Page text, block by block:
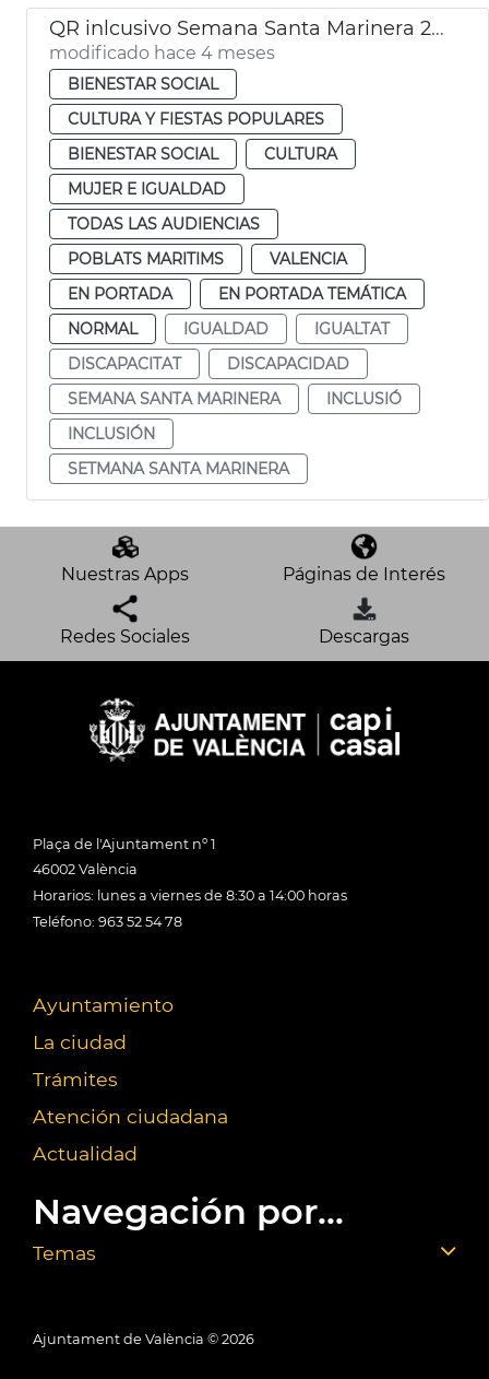
QR inlcusivo Semana Santa Marinera 2026
modificado hace 4 meses
BIENESTAR SOCIAL
CULTURA Y FIESTAS POPULARES
BIENESTAR SOCIAL
CULTURA
MUJER E IGUALDAD
TODAS LAS AUDIENCIAS
POBLATS MARITIMS
VALENCIA
EN PORTADA
EN PORTADA TEMÁTICA
NORMAL
IGUALDAD
IGUALTAT
DISCAPACITAT
DISCAPACIDAD
SEMANA SANTA MARINERA
INCLUSIÓ
INCLUSIÓN
SETMANA SANTA MARINERA
Nuestras Apps Páginas de Interés
Redes Sociales Descargas
Plaça de l'Ajuntament nº 1
46002 València
Horarios: lunes a viernes de 8:30 a 14:00 horas
Teléfono: 963 52 54 78
Ayuntamiento
La ciudad
Trámites
Atención ciudadana
Actualidad
Navegación por...
Temas
Ajuntament de València © 2026